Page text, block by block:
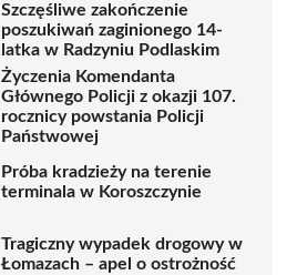
Szczęśliwe zakończenie
poszukiwań zaginionego 14-
latka w Radzyniu Podlaskim
Życzenia Komendanta
Głównego Policji z okazji 107.
rocznicy powstania Policji
Państwowej
Próba kradzieży na terenie
terminala w Koroszczynie
Tragiczny wypadek drogowy w
Łomazach – apel o ostrożność